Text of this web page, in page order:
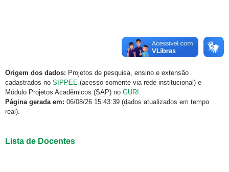
Origem dos dados: Projetos de pesquisa, ensino e extensão
cadastrados no SIPPEE (acesso somente via rede institucional) e
Módulo Projetos Acadêmicos (SAP) no GURI .
Página gerada em: 06/08/26 15:43:39 (dados atualizados em tempo
real).
Lista de Docentes